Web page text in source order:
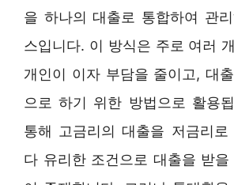
을 하나의 대출로 통합하여 관
스입니다. 이 방식은 주로 여러
개인이 이자 부담을 줄이고, 대
으로 하기 위한 방법으로 활용
통해 고금리의 대출을 저금리로
다 유리한 조건으로 대출을 받